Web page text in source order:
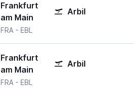
Frankfurt
am Main
Arbil
FRA Frankfurt am Main
- EBL
Frankfurt
am Main
Arbil
FRA Frankfurt am Main
- EBL